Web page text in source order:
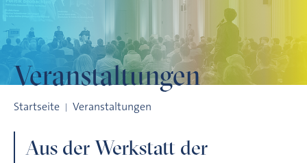
Veranstaltungen
Startseite Veranstaltungen
Aus der Werkstatt der